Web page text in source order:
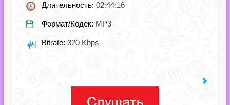
Длительность: 02:44:16
Формат/Кодек: MP3
Bitrate: 320 Kbps